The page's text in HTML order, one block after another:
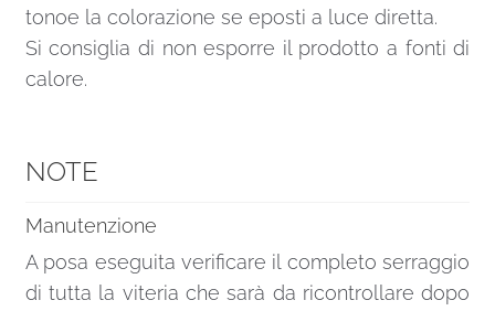
tonoe la colorazione se eposti a luce diretta.
Si consiglia di non esporre il prodotto a fonti di
calore.
NOTE
Manutenzione
A posa eseguita verificare il completo serraggio
di tutta la viteria che sarà da ricontrollare dopo